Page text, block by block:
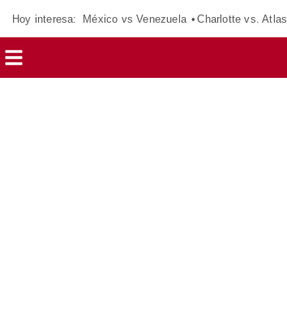
Hoy interesa: México vs Venezuela Charlotte vs. Atlas